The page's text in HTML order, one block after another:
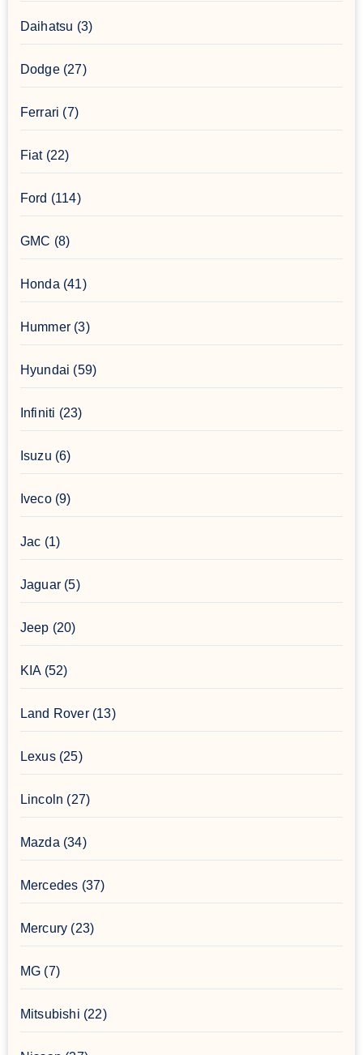
Daihatsu (3)
Dodge(27)
Ferrari (7)
Fiat(22)
Ford (114)
GMC (8)
Honda(41)
Hummer(3)
Hyundai (59)
Infiniti (23)
Isuzu (6)
Iveco(9)
Jac (1)
Jaguar(5)
Jeep (20)
KIA(52)
Land Rover(13)
Lexus(25)
Lincoln (27)
Mazda(34)
Mercedes (37)
Mercury (23)
MG (7)
Mitsubishi (22)